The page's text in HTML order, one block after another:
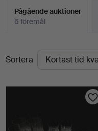
Pågående auktioner
6 föremål
Pågående
auktioner
Sortera